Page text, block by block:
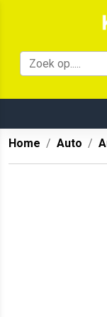
Home Auto